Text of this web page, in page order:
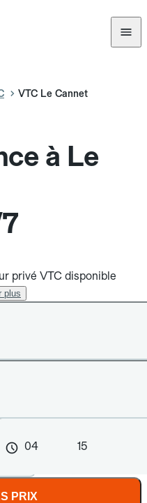
VTC Le Cannet
à Le
privé VTC disponible
plus
04 15
PRIX